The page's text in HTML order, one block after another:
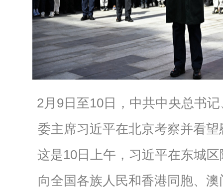
2月9日至10日，中共中央总书
委主席习近平在北京考察并看
这是10日上午，习近平在东城
向全国各族人民和香港同胞、